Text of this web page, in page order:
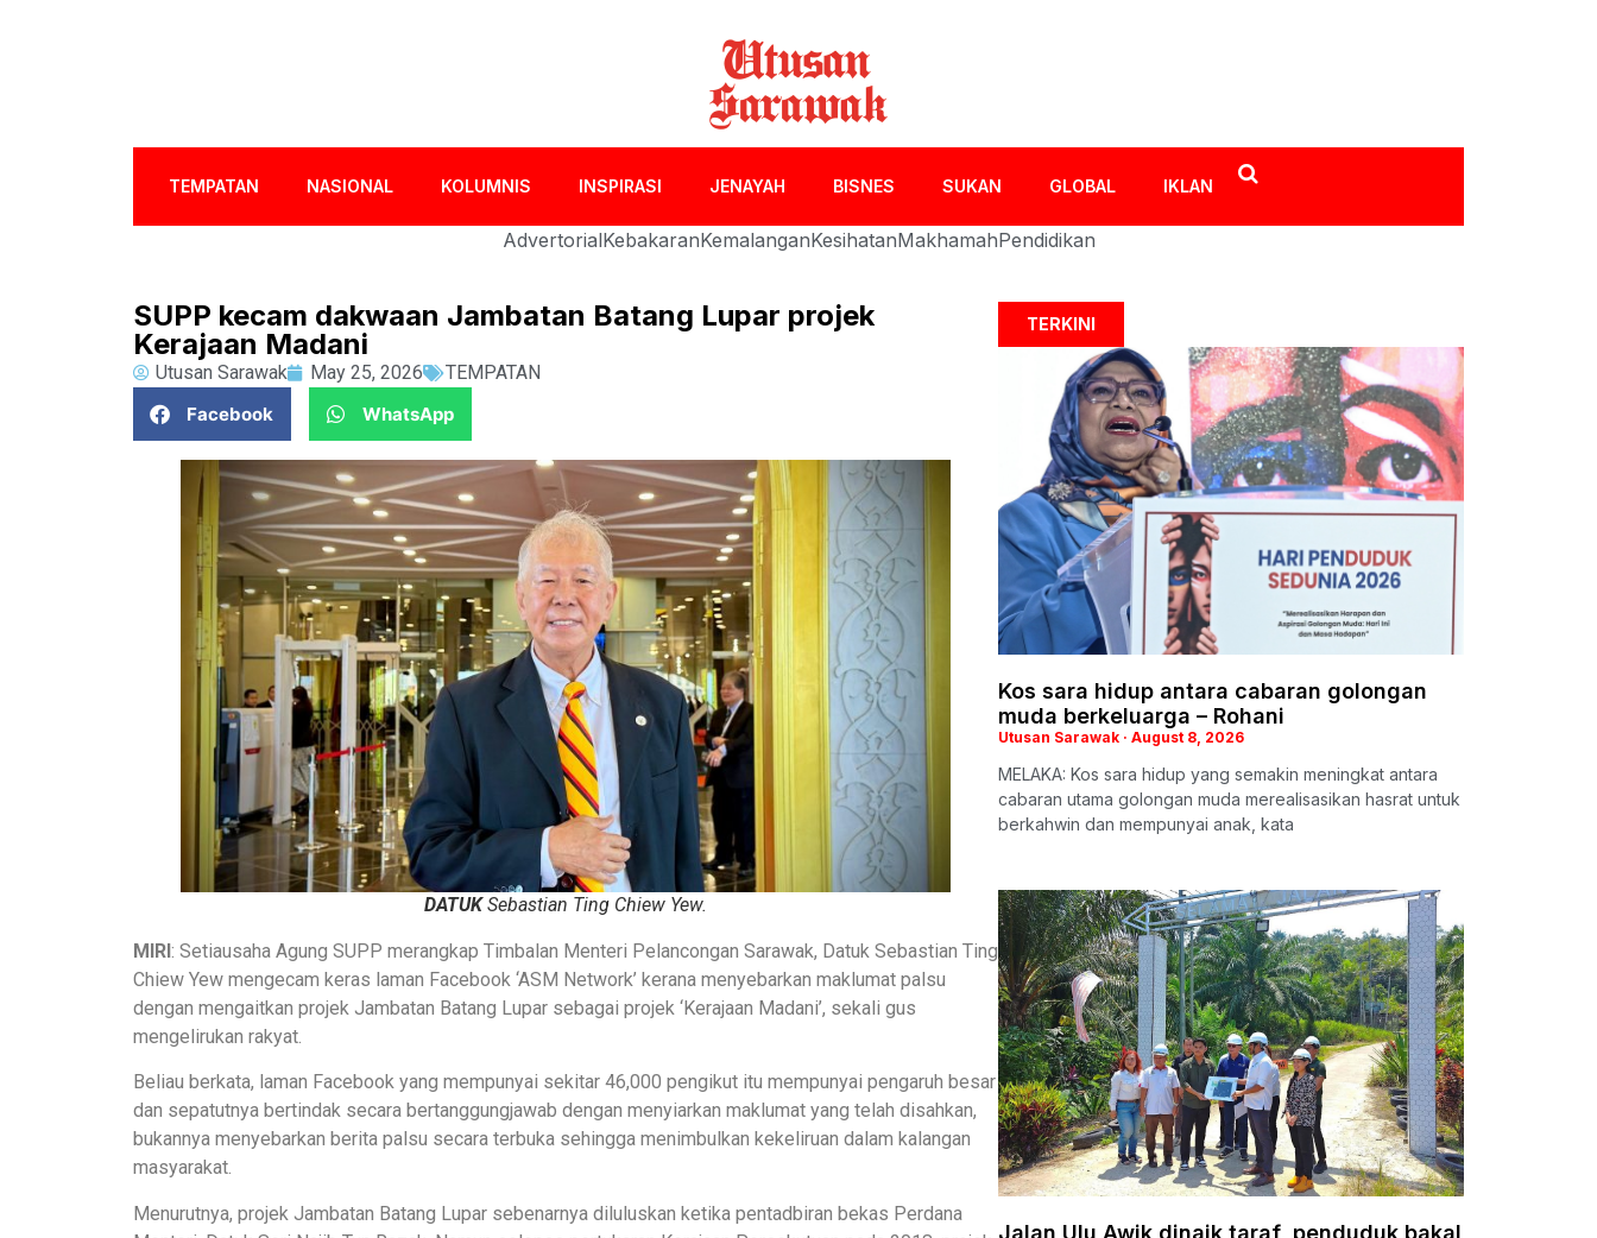
TEMPATAN NASIONAL KOLUMNIS INSPIRASI JENAYAH BISNES SUKAN GLOBAL IKLAN
AdvertorialKebakaranKemalanganKesihatanMakhamahPendidikan
SUPP kecam dakwaan Jambatan Batang Lupar projek
Kerajaan Madani
Utusan Sarawak May 25, 2026
TEMPATAN
Facebook
WhatsApp
DATUKSebastian Ting Chiew Yew.
MIRI: Setiausaha Agung SUPP merangkap Timbalan Menteri Pelancongan Sarawak, Datuk Sebastian Ting
Chiew Yew mengecam keras laman Facebook ‘ASM Network’ kerana menyebarkan maklumat palsu
dengan mengaitkan projek Jambatan Batang Lupar sebagai projek ‘Kerajaan Madani’, sekali gus
mengelirukan rakyat.
Beliau berkata, laman Facebook yang mempunyai sekitar 46,000 pengikut itu mempunyai pengaruh besar
dan sepatutnya bertindak secara bertanggungjawab dengan menyiarkan maklumat yang telah disahkan,
bukannya menyebarkan berita palsu secara terbuka sehingga menimbulkan kekeliruan dalam kalangan
masyarakat.
Menurutnya, projek Jambatan Batang Lupar sebenarnya diluluskan ketika pentadbiran bekas Perdana
TERKINI
Kos sara hidup antara cabaran golongan
muda berkeluarga – Rohani
Utusan Sarawak August 8, 2026
MELAKA: Kos sara hidup yang semakin meningkat antara
cabaran utama golongan muda merealisasikan hasrat untuk
berkahwin dan mempunyai anak, kata